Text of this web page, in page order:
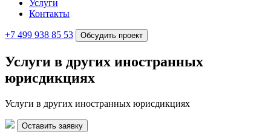
Услуги
Контакты
+7 499 938 85 53 Обсудить проект
Услуги в других иностранных
юрисдикциях
Услуги в других иностранных юрисдикциях
Оставить заявку